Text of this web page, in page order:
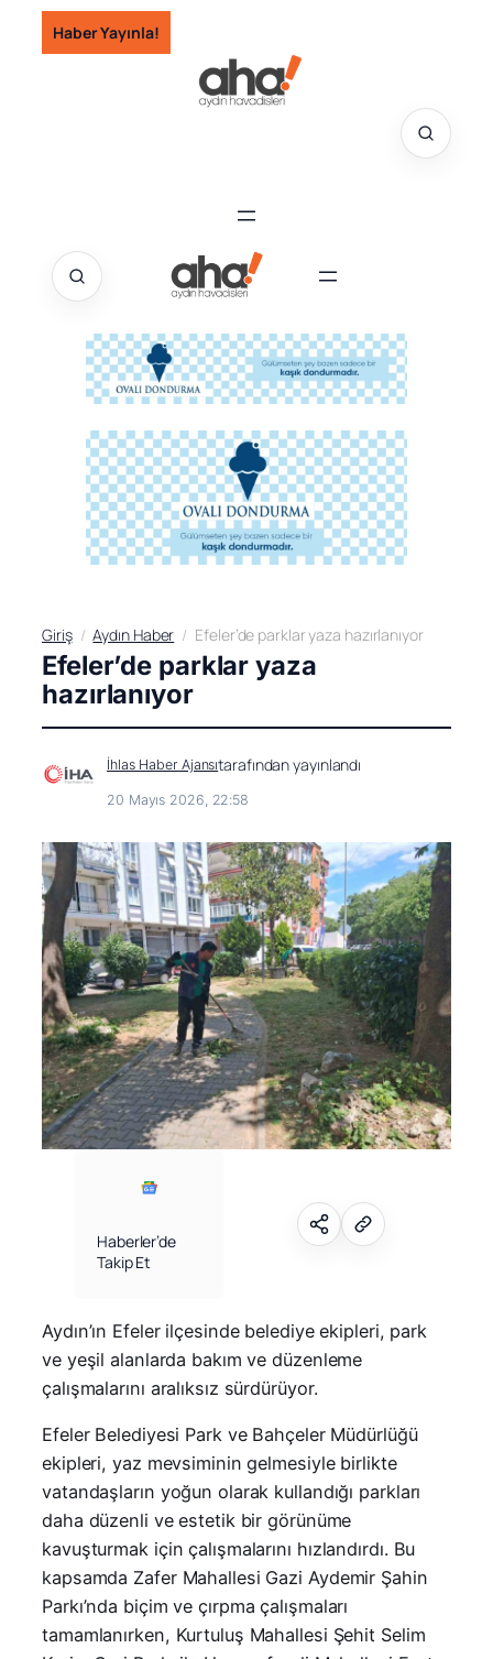
İçeriğe
geç
Haber Yayınla!
Giriş Aydın Haber Efeler’de parklar yaza hazırlanıyor
Efeler’de parklar yaza
hazırlanıyor
İhlas Haber Ajansıtarafından yayınlandı
20 Mayıs 2026, 22:58
Haberler’de
Takip Et
Aydın’ın Efeler ilçesinde belediye ekipleri, park
ve yeşil alanlarda bakım ve düzenleme
çalışmalarını aralıksız sürdürüyor.
Efeler Belediyesi Park ve Bahçeler Müdürlüğü
ekipleri, yaz mevsiminin gelmesiyle birlikte
vatandaşların yoğun olarak kullandığı parkları
daha düzenli ve estetik bir görünüme
kavuşturmak için çalışmalarını hızlandırdı. Bu
kapsamda Zafer Mahallesi Gazi Aydemir Şahin
Parkı’nda biçim ve çırpma çalışmaları
tamamlanırken, Kurtuluş Mahallesi Şehit Selim